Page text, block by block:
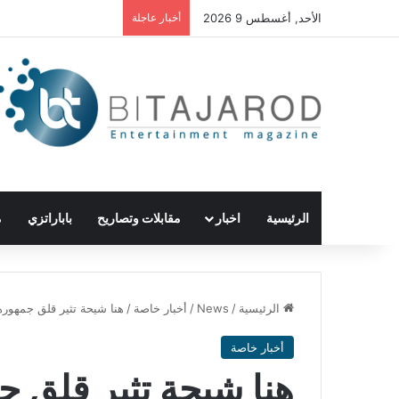
الأحد, أغسطس 9 2026 أخبار عاجلة
الرئيسية اخبار مقابلات وتصاريح باباراتزي
الرئيسية /
News
/ أخبار خاصة / هنا شيحة تثير قلق
أخبار خاصة
هنا شيحة تثير قلق